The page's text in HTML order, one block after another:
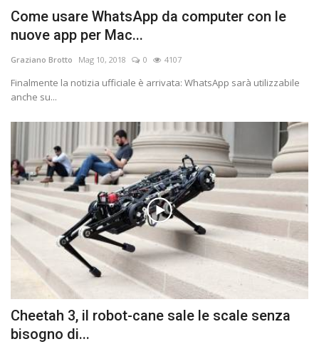
Come usare WhatsApp da computer con le
nuove app per Mac...
Graziano Brotto Mag 10, 2018 0 4107
Finalmente la notizia ufficiale è arrivata: WhatsApp sarà utilizzabile
anche su...
Cheetah 3, il robot-cane sale le scale senza
bisogno di...